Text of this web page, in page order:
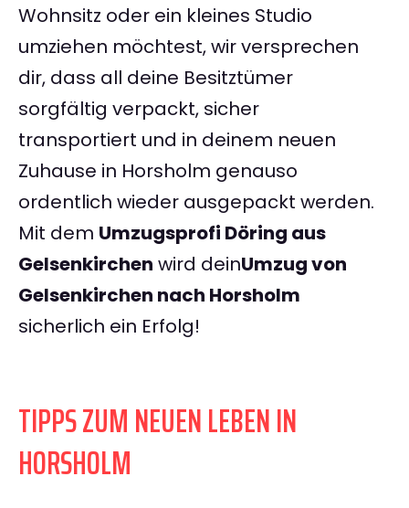
Wohnsitz oder ein kleines Studio
umziehen möchtest, wir versprechen
dir, dass all deine Besitztümer
sorgfältig verpackt, sicher
transportiert und in deinem neuen
Zuhause in Horsholm genauso
ordentlich wieder ausgepackt werden.
Mit dem Umzugsprofi Döring aus
Gelsenkirchen wird deinUmzug von
Gelsenkirchen nach Horsholm
sicherlich ein Erfolg!
TIPPS ZUM NEUEN LEBEN IN
HORSHOLM